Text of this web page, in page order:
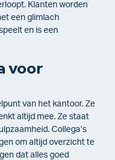
Klanten worden
een glimlach
en is een
voor
van het kantoor. Ze
altijd mee. Ze staat
Collega’s
om altijd overzicht te
dat alles goed